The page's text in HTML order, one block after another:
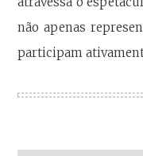
não apenas
participam